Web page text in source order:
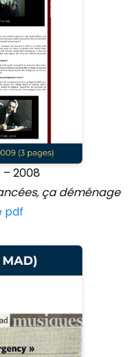
– 2008
ça déménage
pdf